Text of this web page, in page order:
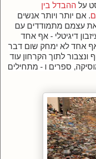
על ההבדל בין
. אם יותר ויותר אנשים
את עצמם מתמודדים עם
דיגיטלי - אף אחד
אף אחד לא ימחק שום דבר
ונצבור לתוך הקרחון עוד
ספרים ו - מתחילים